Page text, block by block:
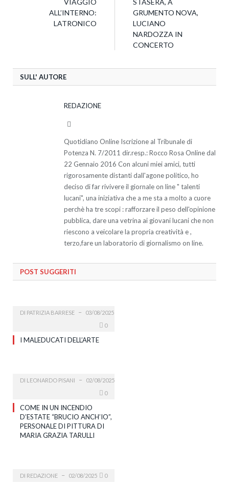
ALL’INTERNO:
LATRONICO
GRUMENTO NOVA,
LUCIANO
NARDOZZA IN
CONCERTO
SULL' AUTORE
REDAZIONE
Quotidiano Online Iscrizione al Tribunale di
Potenza N. 7/2011 dir.resp.: Rocco Rosa Online dal
22 Gennaio 2016 Con alcuni miei amici, tutti
rigorosamente distanti dall'agone politico, ho
deciso di far rivivere il giornale on line " talenti
lucani", una iniziativa che a me sta a molto a cuore
perchè ha tre scopi : rafforzare il peso dell'opinione
pubblica, dare una vetrina ai giovani lucani che non
riescono a veicolare la propria creatività e ,
terzo,fare un laboratorio di giornalismo on line.
POST SUGGERITI
DI PATRIZIA BARRESE
03/08/2025
0
I MALEDUCATI DELL’ARTE
DI LEONARDO PISANI
02/08/2025
0
COME IN UN INCENDIO
D’ESTATE “BRUCIO ANCH’IO”,
PERSONALE DI PITTURA DI
MARIA GRAZIA TARULLI
DI REDAZIONE 02/08/2025 0